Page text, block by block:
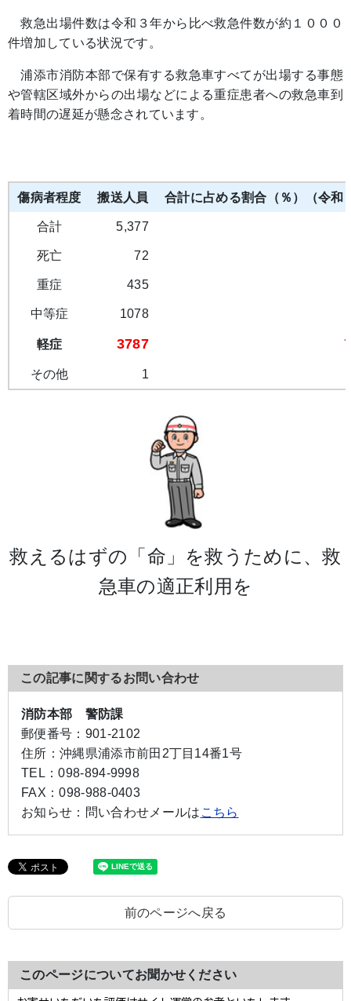
救急出場件数は令和３年から比べ救急件数が約１０００
件増加している状況です。
浦添市消防本部で保有する救急車すべてが出場する事態
や管轄区域外からの出場などによる重症患者への救急車到
着時間の遅延が懸念されています。
傷病者程度 搬送人員 合計に占める割合（％）（令和
合計 5,377
死亡 72
重症 435
中等症 1078
軽症 3787
その他 1
救えるはずの「命」を救うために、救
急車の適正利用を
この記事に関するお問い合わせ
消防本部 警防課
郵便番号： 901-2102
住所： 沖縄県浦添市前田2丁目14番1号
TEL：098-894-9998
FAX：098-988-0403
お知らせ： 問い合わせメールは こちら
前のページへ戻る
このページについてお聞かせください